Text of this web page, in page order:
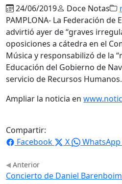
24/06/2019 Doce Notas
PAMPLONA- La Federación de
advirtió ayer de “graves
oposiciones a cátedra en el
Música y responsabilizó de la
Educación del Gobierno de
servicio de Recursos Humanos.
Ampliar la noticia en
Compartir:
Facebook
X WhatsApp
Anterior
Concierto de Daniel